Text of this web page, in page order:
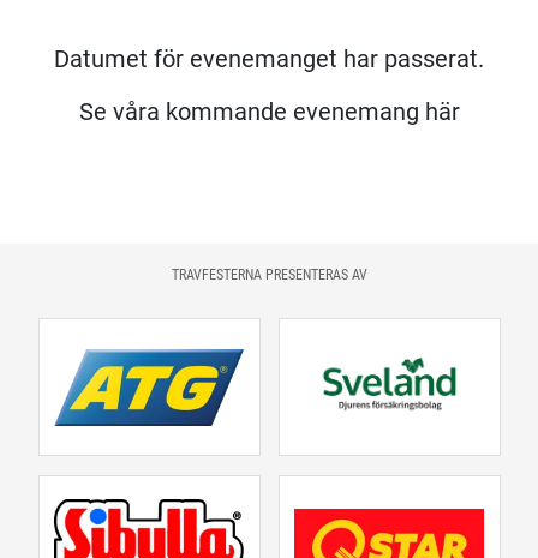
Datumet för evenemanget har passerat.
Se våra kommande evenemang här
TRAVFESTERNA PRESENTERAS AV